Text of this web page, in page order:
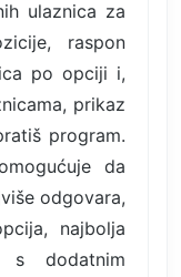
ulaznica za
raspon
po opciji i,
prikaz
program.
da
odgovara,
najbolja
s dodatnim